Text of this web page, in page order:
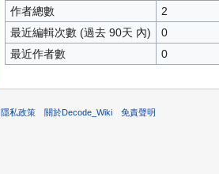
作者總數
2
最近編輯次數 (過去 90天 內)
0
最近作者數
0
隱私政策 關於Decode_Wiki 免責聲明